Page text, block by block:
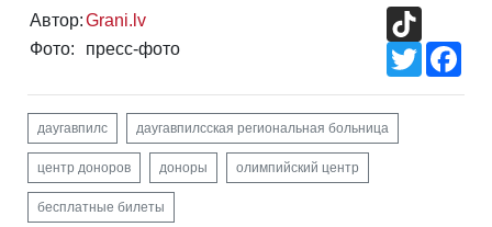
Автор:Grani.lv
Фото:
пресс-фото
Twitter
даугавпилс даугавпилсская региональная больница
центр доноров доноры олимпийский центр
бесплатные билеты